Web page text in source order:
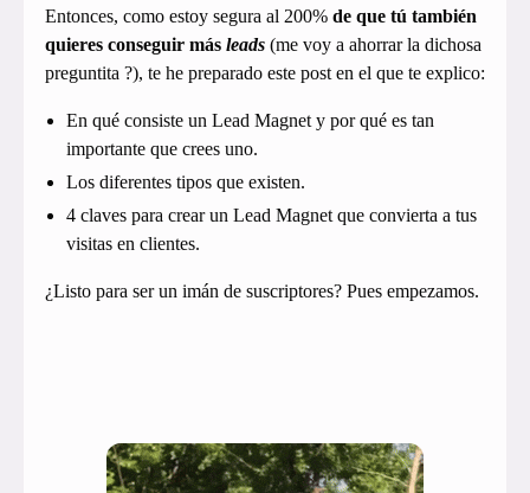
Entonces, como estoy segura al 200% de que tú también
quieres conseguir más leads (me voy a ahorrar la dichosa
preguntita ?), te he preparado este post en el que te explico:
En qué consiste un Lead Magnet y por qué es tan
importante que crees uno.
Los diferentes tipos que existen.
4 claves para crear un Lead Magnet que convierta a tus
visitas en clientes.
¿Listo para ser un imán de suscriptores? Pues empezamos.